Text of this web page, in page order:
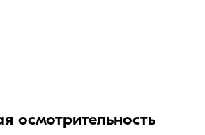
осмотрительность